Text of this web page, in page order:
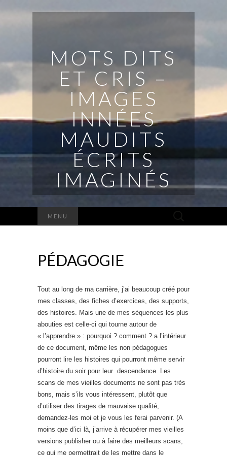
MOTS DITS
ET CRIS –
IMAGES
INNÉES
MAUDITS
ÉCRITS
IMAGINÉS
MENU
PÉDAGOGIE
Tout au long de ma carrière, j’ai beaucoup créé pour
mes classes, des fiches d’exercices, des supports,
des histoires. Mais une de mes séquences les plus
abouties est celle-ci qui tourne autour de
« l’apprendre » : pourquoi ? comment ? a l’intérieur
de ce document, même les non pédagogues
pourront lire les histoires qui pourront même servir
d’histoire du soir pour leur descendance. Les
scans de mes vieilles documents ne sont pas très
bons, mais s’ils vous intéressent, plutôt que
d’utiliser des tirages de mauvaise qualité,
demandez-les moi et je vous les ferai parvenir. (A
moins que d’ici là, j’arrive à récupérer mes vieilles
versions publisher ou à faire des meilleurs scans,
ce qui me permettrait de les mettre dans le